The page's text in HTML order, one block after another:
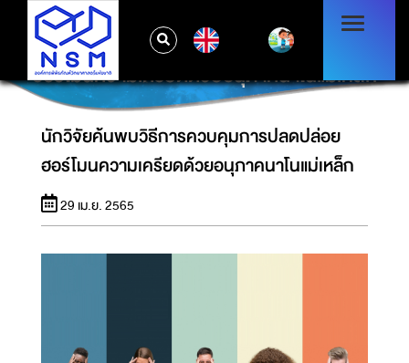
นักวิจัยค้นพบวิธีการควบคุมการปลดปล่อย
ฮอร์โมนความเครียดด้วยอนุภาคนาโนแม่เหล็ก
นักวิจัยค้นพบวิธีการควบคุมการปลดปล่อย
ฮอร์โมนความเครียดด้วยอนุภาคนาโนแม่เหล็ก
29 เม.ย. 2565